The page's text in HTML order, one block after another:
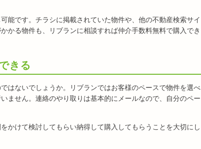
能です。チラシに掲載されていた物件や、他の不動産検索サイ
かる物件も、リブランに相談すれば仲介手数料無料で購入でき
きる
はないでしょうか。リブランではお客様のペースで物件を選べ
ません。連絡のやり取りは基本的にメールなので、自分のペー
かけて検討してもらい納得して購入してもらうことを大切にし